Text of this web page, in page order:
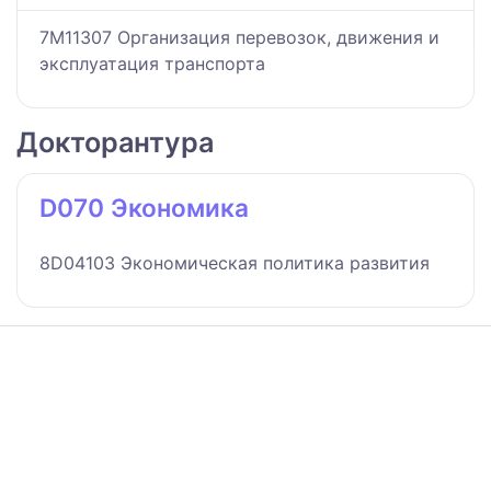
7M11307 Организация перевозок, движения и
эксплуатация транспорта
Докторантура
D070 Экономика
8D04103 Экономическая политика развития